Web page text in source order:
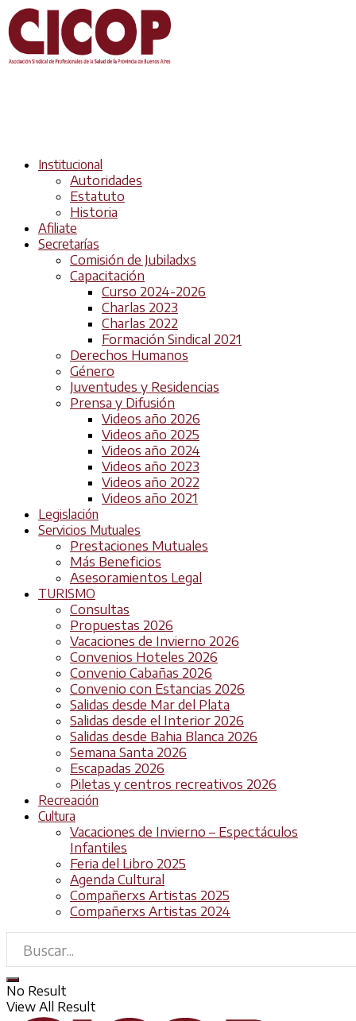
Institucional
Autoridades
Estatuto
Historia
Afiliate
Secretarías
Comisión de Jubiladxs
Capacitación
Curso 2024-2026
Charlas 2023
Charlas 2022
Formación Sindical 2021
Derechos Humanos
Género
Juventudes y Residencias
Prensa y Difusión
Videos año 2026
Videos año 2025
Videos año 2024
Videos año 2023
Videos año 2022
Videos año 2021
Legislación
Servicios Mutuales
Prestaciones Mutuales
Más Beneficios
Asesoramientos Legal
TURISMO
Consultas
Propuestas 2026
Vacaciones de Invierno 2026
Convenios Hoteles 2026
Convenio Cabañas 2026
Convenio con Estancias 2026
Salidas desde Mar del Plata
Salidas desde el Interior 2026
Salidas desde Bahia Blanca 2026
Semana Santa 2026
Escapadas 2026
Piletas y centros recreativos 2026
Recreación
Cultura
Vacaciones de Invierno – Espectáculos
Infantiles
Feria del Libro 2025
Agenda Cultural
Compañerxs Artistas 2025
Compañerxs Artistas 2024
No Result
View All Result